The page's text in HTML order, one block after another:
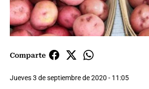
Comparte
Jueves 3 de septiembre de 2020 - 11:05